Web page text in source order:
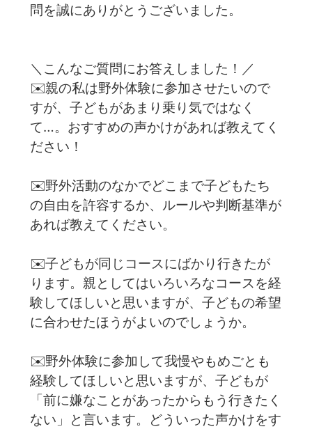
問を誠にありがとうございました。
＼こんなご質問にお答えしました！／
✉️親の私は野外体験に参加させたいので
すが、子どもがあまり乗り気ではなく
て…。おすすめの声かけがあれば教えてく
ださい！
✉️野外活動のなかでどこまで子どもたち
の自由を許容するか、ルールや判断基準が
あれば教えてください。
✉️子どもが同じコースにばかり行きたが
ります。親としてはいろいろなコースを経
験してほしいと思いますが、子どもの希望
に合わせたほうがよいのでしょうか。
✉️野外体験に参加して我慢やもめごとも
経験してほしいと思いますが、子どもが
「前に嫌なことがあったからもう行きたく
ない」と言います。どういった声かけをす